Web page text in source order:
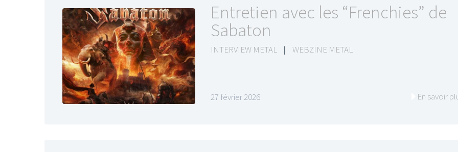
Entretien avec les “Frenchies” de
Sabaton
INTERVIEW METAL | WEBZINE METAL
27 février 2026 En savoir